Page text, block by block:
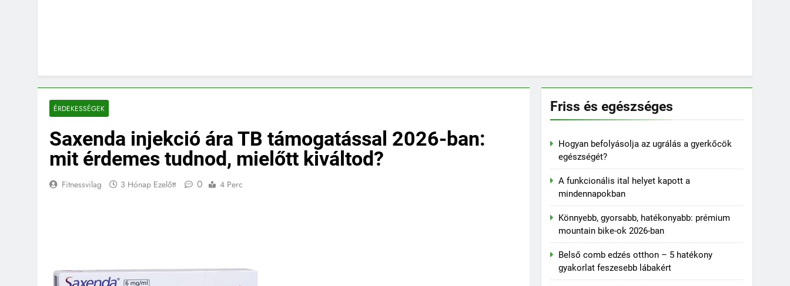
ÉRDEKESSÉGEK
Saxenda injekció ára TB támogatással 2026-ban:
mit érdemes tudnod, mielőtt kiváltod?
Fitnessvilag 3 Hónap Ezelőtt 0 4 Perc
Friss és egészséges
Hogyan befolyásolja az ugrálás a gyerkőcök
egészségét?
A funkcionális ital helyet kapott a
mindennapokban
Könnyebb, gyorsabb, hatékonyabb: prémium
mountain bike-ok 2026-ban
Belső comb edzés otthon – 5 hatékony
gyakorlat feszesebb lábakért